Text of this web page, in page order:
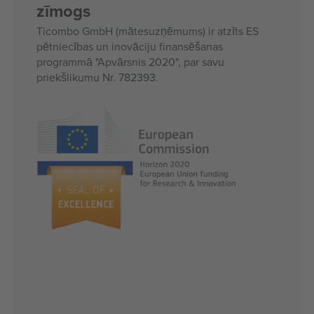
zīmogs
Ticombo GmbH (mātesuzņēmums) ir atzīts ES
pētniecības un inovāciju finansēšanas
programmā "Apvārsnis 2020", par savu
priekšlikumu Nr. 782393.